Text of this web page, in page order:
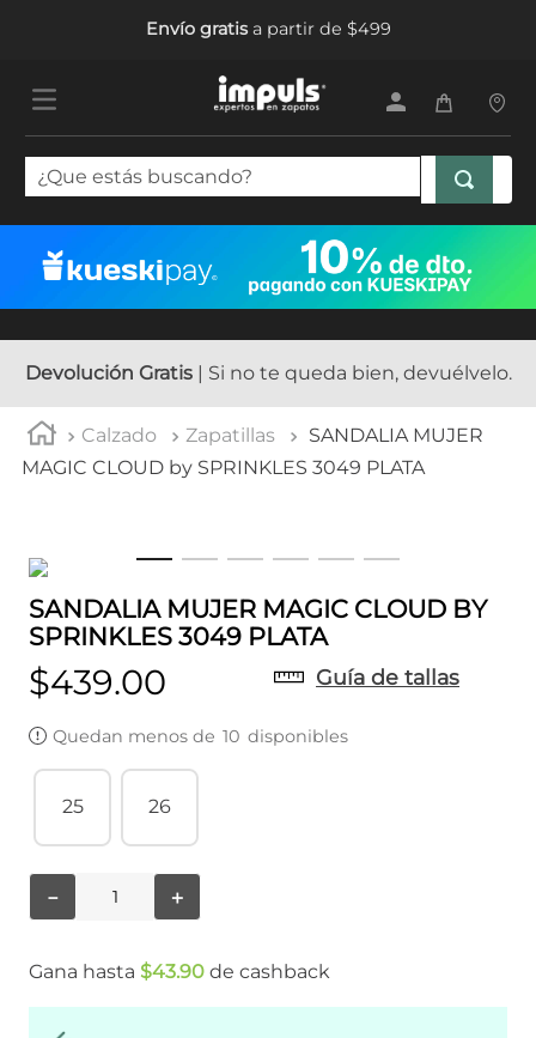
Envío gratisa partir de $499
¿Que estás buscando?
Devolución Gratis| Si no te queda bien, devuélvelo.
Calzado Zapatillas
SANDALIA MUJER
MAGIC CLOUD by SPRINKLES 3049 PLATA
SANDALIA MUJER MAGIC CLOUD BY
SPRINKLES 3049 PLATA
$439.00 Guía de tallas
Quedan menos de 10 disponibles
25 26
＋
－
Gana hasta $43.90 de cashback
1.
tenis mujer
tenis hombre
5. tenis